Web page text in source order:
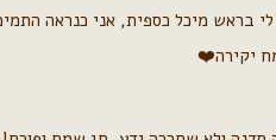
בראש מיכל כספית, אני כנראה
יקירה❤️